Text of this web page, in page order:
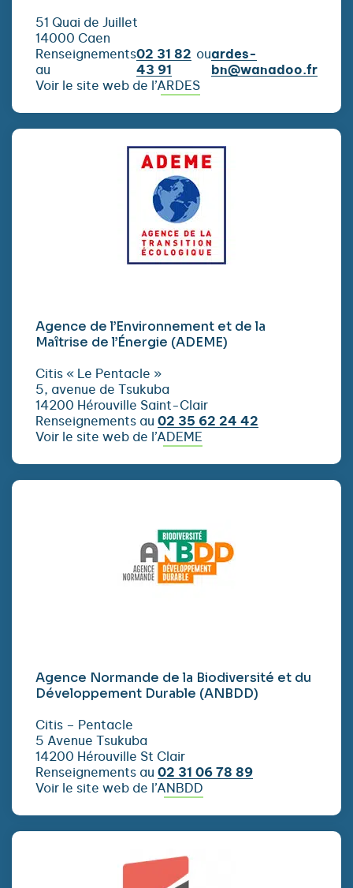
51 Quai de Juillet
14000 Caen
Renseignements
au
02 31 82
43 91
ouardes-
bn@wanadoo.fr
Voir le site web de l’ARDES
Agence de l’Environnement et de la
Maîtrise de l’Énergie (ADEME)
Citis « Le Pentacle »
5, avenue de Tsukuba
14200 Hérouville Saint-Clair
Renseignements au 02 35 62 24 42
Voir le site web de l’ADEME
Agence Normande de la Biodiversité et du
Développement Durable (ANBDD)
Citis – Pentacle
5 Avenue Tsukuba
14200 Hérouville St Clair
Renseignements au 02 31 06 78 89
Voir le site web de l’ANBDD